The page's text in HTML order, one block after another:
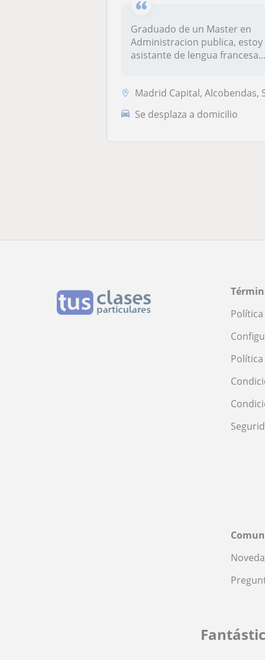
Graduado de un Master en
Administracion publica, estoy
asistante de lengua francesa...
Madrid Capital, Alcobendas, San Sebastián de los
Se desplaza a domicilio